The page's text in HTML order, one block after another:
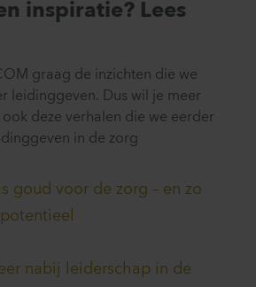
inspiratie? Lees
graag de inzichten die we
leidinggeven. Dus wil je meer
ook deze verhalen die we eerder
in de zorg
goud voor de zorg – en zo
nabij leiderschap in de